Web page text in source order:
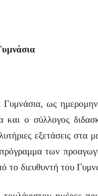
ως
και ο σύλλογος
εξετάσεις στα
των
το διευθυντή του